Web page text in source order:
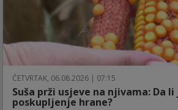
ČETVRTAK, 06.08.2026 | 07:15
Suša prži usjeve na njivama: Da
poskupljenje hrane?